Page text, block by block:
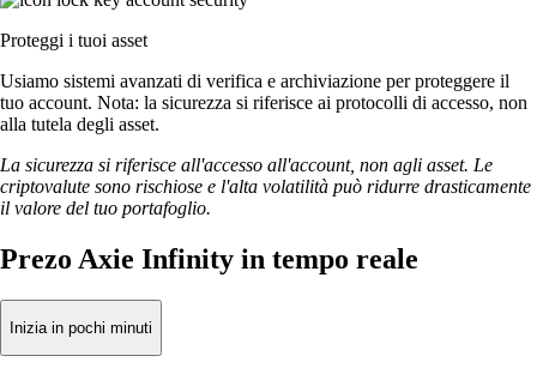
Proteggi i tuoi asset
Usiamo sistemi avanzati di verifica e archiviazione per proteggere il
tuo account. Nota: la sicurezza si riferisce ai protocolli di accesso, non
alla tutela degli asset.
La sicurezza si riferisce all'accesso all'account, non agli asset. Le
criptovalute sono rischiose e l'alta volatilità può ridurre drasticamente
il valore del tuo portafoglio.
Prezo Axie Infinity in tempo reale
Inizia in pochi minuti